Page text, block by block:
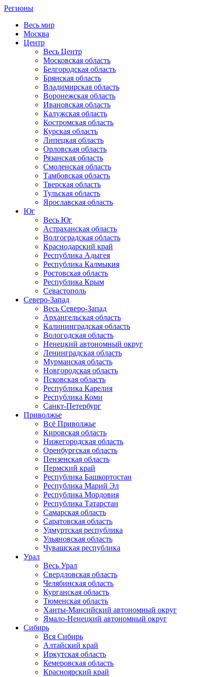
Регионы
Весь мир
Москва
Центр
Весь Центр
Московская область
Белгородская область
Брянская область
Владимирская область
Воронежская область
Ивановская область
Калужская область
Костромская область
Курская область
Липецкая область
Орловская область
Рязанская область
Смоленская область
Тамбовская область
Тверская область
Тульская область
Ярославская область
Юг
Весь Юг
Астраханская область
Волгоградская область
Краснодарский край
Республика Адыгея
Республика Калмыкия
Ростовская область
Республика Крым
Севастополь
Северо-Запад
Весь Северо-Запад
Архангельская область
Калининградская область
Вологодская область
Ненецкий автономный округ
Ленинградская область
Мурманская область
Новгородская область
Псковская область
Республика Карелия
Республика Коми
Санкт-Петербург
Приволжье
Всё Приволжье
Кировская область
Нижегородская область
Оренбургская область
Пензенская область
Пермский край
Республика Башкортостан
Республика Марий Эл
Республика Мордовия
Республика Татарстан
Самарская область
Саратовская область
Удмуртская республика
Ульяновская область
Чувашская республика
Урал
Весь Урал
Свердловская область
Челябинская область
Курганская область
Тюменская область
Ханты-Мансийский автономный округ
Ямало-Ненецкий автономный округ
Сибирь
Вся Сибирь
Алтайский край
Иркутская область
Кемеровская область
Красноярский край